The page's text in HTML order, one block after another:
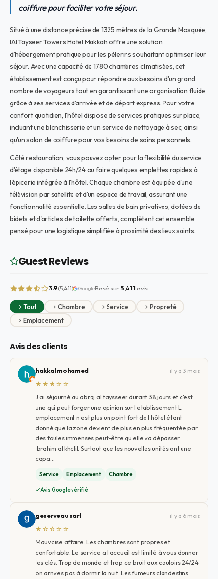
coiffure pour faciliter votre séjour.
Situé à une distance précise de 1325 mètres de la Grande Mosquée,
l'Al Tayseer Towers Hotel Makkah offre une solution
d'hébergement pratique pour les pèlerins souhaitant optimiser leur
séjour. Avec une capacité de 1780 chambres climatisées, cet
établissement est conçu pour répondre aux besoins d'un grand
nombre de voyageurs tout en garantissant une organisation fluide
grâce à ses services d'arrivée et de départ express. Pour votre
confort quotidien, l'hôtel dispose de services pratiques sur place,
incluant une blanchisserie et un service de nettoyage à sec, ainsi
qu'un salon de coiffure pour vos besoins de soins personnels.
Côté restauration, vous pouvez opter pour la flexibilité du service
d'étage disponible 24h/24 ou faire quelques emplettes rapides à
l'épicerie intégrée à l'hôtel. Chaque chambre est équipée d'une
télévision par satellite et d'un espace de travail, assurant une
fonctionnalité essentielle. Les salles de bain privatives, dotées de
bidets et d'articles de toilette offerts, complètent cet ensemble
pensé pour une logistique simplifiée à proximité des lieux saints.
Guest Reviews
3.9(5,411) GoogleBasé sur5,411 avis
Tout Chambre Service
Propreté
Emplacement
Avis des clients
hakkal mohamed
il y a 3 mois
★★★☆☆
J ai séjourné au abraj al taysseer durant 38 jours et c'est
une qui peut forger une opinion sur l etablissement L
emplacement n est plus un point fort de l hôtel étant
donné que la zone devient de plus en plus fréquentée par
des foules immenses peut-être qu elle va dépasser
ibrahim al khalil. Surtout que les nouvelles unités ont une
capa…
Service Emplacement Chambre
Avis Google vérifié
geserveau sarl
il y a 6 mois
★☆☆☆☆
Mauvaise affaire. Les chambres sont propres et
confortable. Le service a l accueil est limité à vous donner
les clés. Trop de monde et trop de bruit aux couloirs 24/24
on arrives pas à dormir la nuit. Les fumeurs clandestins